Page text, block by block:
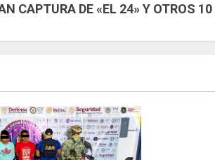
CAPTURA DE «EL 24» Y OTROS